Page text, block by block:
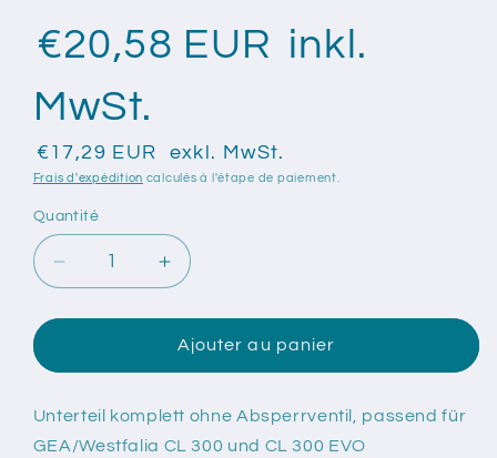
€20,58 EUR inkl.
MwSt.
€17,29 EUR exkl. MwSt.
Frais d'expédition calculés à l'étape de paiement.
Quantité
Quantité
Réduire
la
quantité
Unterteil
ohne
Absperrventil,
Augmenter
la
quantité
de
Unterteil
ohne
Absperrventil,
Ajouter au panier
Unterteil komplett ohne Absperrventil, passend für
GEA/Westfalia CL 300 und CL 300 EVO